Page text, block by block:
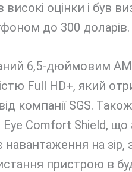
високі оцінки і був
до 300 доларів.
6,5-дюймовим
Full HD+, який
компанії SGS.
Eye Comfort Shield,
на зір,
пристрою в